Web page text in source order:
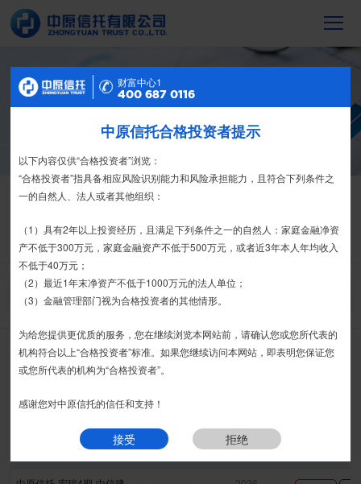
信托产品
截至2023年末，中原信托累计管理信托财
产16088亿元，按时足额交付到期信托财
信托产品
净值产品
栏目首页
热销产品 运营产品 净值产品
信息披露
精英理财俱乐部
家族信托 财富网点 客户反馈 征信异议申请
产品类型： 全部 宏利系列 安盛系列 其他系列
金石系列
丰利系列
精益系列
现金系列
最新净值 累计净值 更新日期
财富中心2
400 687 0116
特别提示
尊敬的投资者：
合格投资者认证、风险测评、录音录像及电子合同签署应由投资者本人
亲自操作完成，不得由他人代办。
我司信托产品账户均以我司名义开立，所有认购信托产品的资金应根据
信托合同约定转入我司信托产品的银行专用账户。投资者认购我司信托产品
时，请注意不要向任何非我司账户转账、支付现金。
如有疑问，请联系您的专属客户经理或咨询我司客服电话400-
接受 拒绝
财富中心1
400 687 0116
中原信托合格投资者提示
以下内容仅供“合格投资者”浏览：
“合格投资者”指具备相应风险识别能力和风险承担能力，且符合下列条件之
一的自然人、法人或者其他组织：
（1）具有2年以上投资经历，且满足下列条件之一的自然人：家庭金融净资
产不低于300万元，家庭金融资产不低于500万元，或者近3年本人年均收入
不低于40万元；
（2）最近1年末净资产不低于1000万元的法人单位；
（3）金融管理部门视为合格投资者的其他情形。
为给您提供更优质的服务，您在继续浏览本网站前，请确认您或您所代表的
机构符合以上“合格投资者”标准。如果您继续访问本网站，即表明您保证您
或您所代表的机构为“合格投资者”。
感谢您对中原信托的信任和支持！
接受 拒绝